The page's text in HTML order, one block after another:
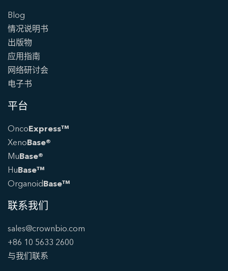
Blog
情况说明书
出版物
应用指南
网络研讨会
电子书
平台
OncoExpress™
XenoBase®
MuBase®
HuBase™
OrganoidBase™
联系我们
sales@crownbio.com
+86 10 5633 2600
与我们联系